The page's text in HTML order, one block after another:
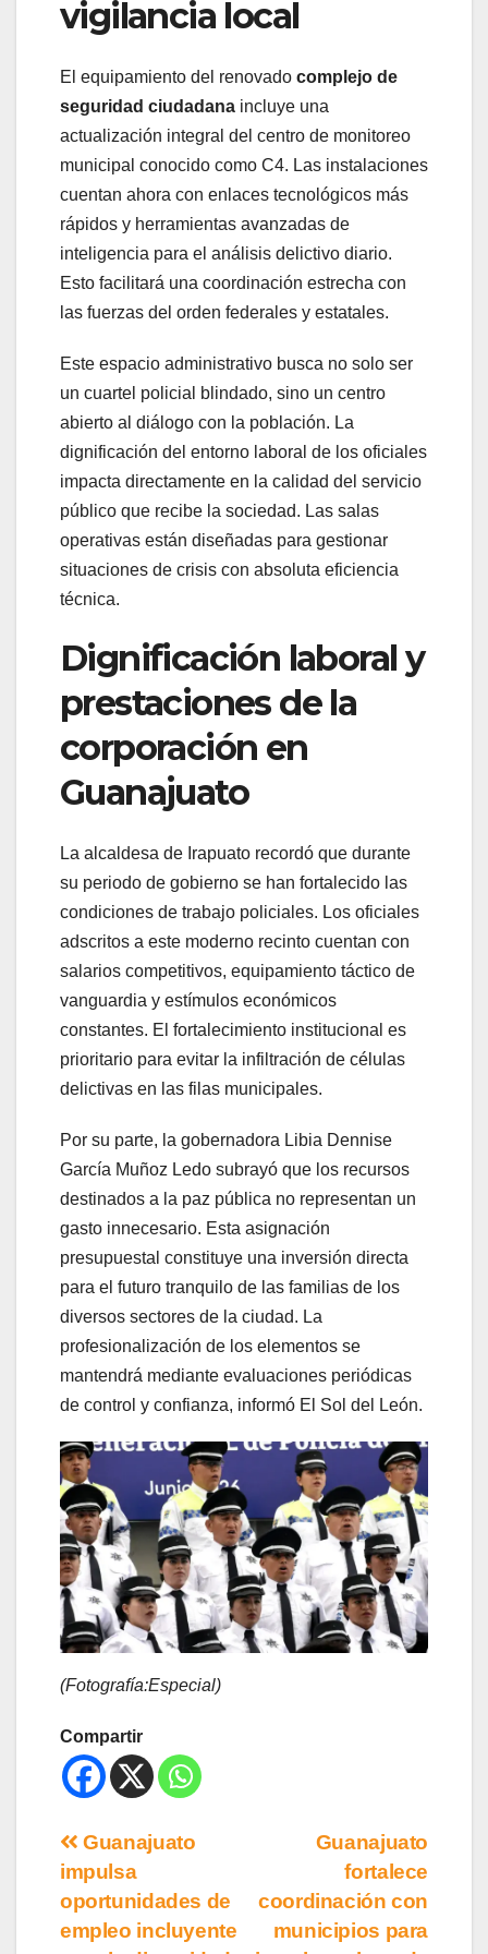
vigilancia local
El equipamiento del renovado complejo de
seguridad ciudadana incluye una
actualización integral del centro de monitoreo
municipal conocido como C4. Las instalaciones
cuentan ahora con enlaces tecnológicos más
rápidos y herramientas avanzadas de
inteligencia para el análisis delictivo diario.
Esto facilitará una coordinación estrecha con
las fuerzas del orden federales y estatales.
Este espacio administrativo busca no solo ser
un cuartel policial blindado, sino un centro
abierto al diálogo con la población. La
dignificación del entorno laboral de los oficiales
impacta directamente en la calidad del servicio
público que recibe la sociedad. Las salas
operativas están diseñadas para gestionar
situaciones de crisis con absoluta eficiencia
técnica.
Dignificación laboral y
prestaciones de la
corporación en
Guanajuato
La alcaldesa de Irapuato recordó que durante
su periodo de gobierno se han fortalecido las
condiciones de trabajo policiales. Los oficiales
adscritos a este moderno recinto cuentan con
salarios competitivos, equipamiento táctico de
vanguardia y estímulos económicos
constantes. El fortalecimiento institucional es
prioritario para evitar la infiltración de células
delictivas en las filas municipales.
Por su parte, la gobernadora Libia Dennise
García Muñoz Ledo subrayó que los recursos
destinados a la paz pública no representan un
gasto innecesario. Esta asignación
presupuestal constituye una inversión directa
para el futuro tranquilo de las familias de los
diversos sectores de la ciudad. La
profesionalización de los elementos se
mantendrá mediante evaluaciones periódicas
de control y confianza, informó El Sol del León.
(Fotografía:Especial)
Compartir
Guanajuato
fortalece
coordinación con
municipios para
Guanajuato
impulsa
oportunidades de
empleo incluyente